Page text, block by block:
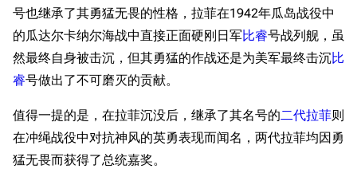
号也继承了其勇猛无畏的性格，拉菲在1942年瓜岛战役中
的瓜达尔卡纳尔海战中直接正面硬刚日军比睿号战列舰，虽
然最终自身被击沉，但其勇猛的作战还是为美军最终击沉比
睿号做出了不可磨灭的贡献。
值得一提的是，在拉菲沉没后，继承了其名号的二代拉菲则
在冲绳战役中对抗神风的英勇表现而闻名，两代拉菲均因勇
猛无畏而获得了总统嘉奖。